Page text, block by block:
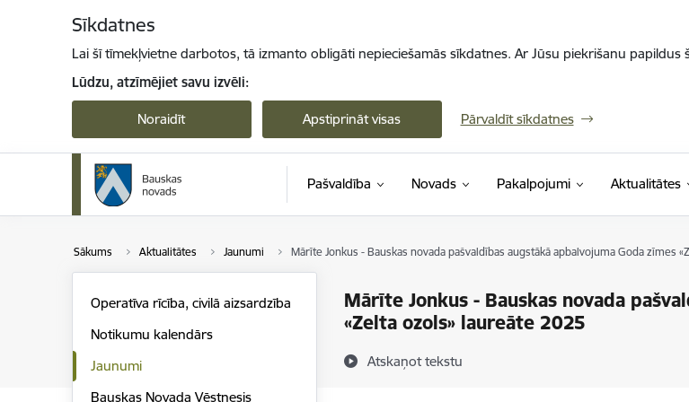
Sīkdatnes
Lai šī tīmekļvietne darbotos, tā izmanto obligāti nepieciešamās sīkdatnes. Ar Jūsu piekrišanu
Lūdzu, atzīmējiet savu izvēli:
Noraidīt Apstiprināt visas Pārvaldīt sīkdatnes
Pašvaldība Novads Pakalpojumi Aktualitātes
Sākums Aktualitātes Jaunumi Mārīte Jonkus - Bauskas novada pašvaldības augstākā apbalvojuma Goda zīmes
Mārīte Jonkus - Bauskas novada
«Zelta ozols» laureāte 2025
Atskaņot tekstu
Operatīva rīcība, civilā aizsardzība
Notikumu kalendārs
Jaunumi
Bauskas Novada Vēstnesis